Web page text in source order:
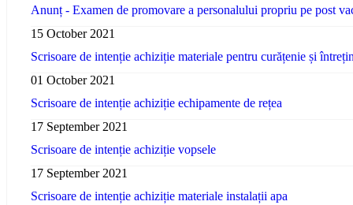
Anunț - Examen de promovare a personalului propriu pe post
15 October 2021
Scrisoare de intenție achiziție materiale pentru curățenie și
01 October 2021
Scrisoare de intenție achiziție echipamente de rețea
17 September 2021
Scrisoare de intenție achiziție vopsele
17 September 2021
Scrisoare de intenție achiziție materiale instalații apa